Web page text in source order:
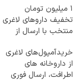
۱ میلیون تومان
تخفیف داروهای لاغری
منتخب با ارسال از
خریدآمپول‌های لاغری
از داروخانه های
اطرافت، ارسال فوری